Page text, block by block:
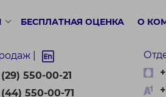
БЕСПЛАТНАЯ ОЦЕНКА О
|
550-00-21
550-00-71